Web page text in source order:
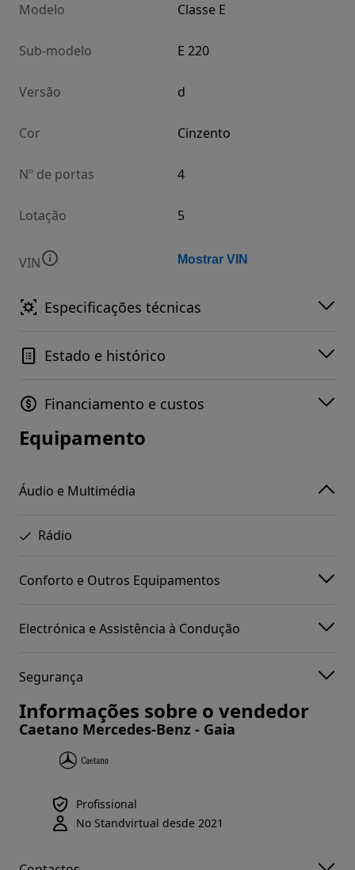
Modelo Classe E
Sub-modelo E 220
Versão d
Cor Cinzento
Nº de portas 4
Lotação 5
VIN Mostrar VIN
Especificações técnicas
Estado e histórico
Financiamento e custos
Equipamento
Áudio e Multimédia
Rádio
Conforto e Outros Equipamentos
Electrónica e Assistência à Condução
Segurança
Informações sobre o vendedor
Caetano Mercedes-Benz - Gaia
Profissional
No Standvirtual desde 2021